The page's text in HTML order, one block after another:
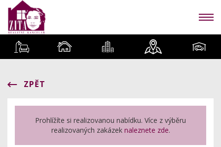
ZPĚT
Prohlížíte si realizovanou nabídku. Více z výběru
realizovaných zakázek naleznete zde.